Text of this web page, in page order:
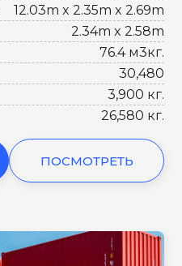
12.03m x 2.35m x 2.69m
2.34m x 2.58m
76.4 м3кг.
30,480
3,900 кг.
26,580 кг.
ПОСМОТРЕТЬ